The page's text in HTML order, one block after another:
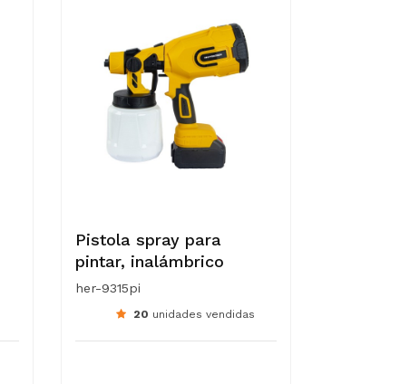
Pistola spray para
pintar, inalámbrico
her-9315pi
20 unidades vendidas